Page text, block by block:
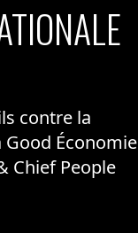
contre la
Économie
Chief People